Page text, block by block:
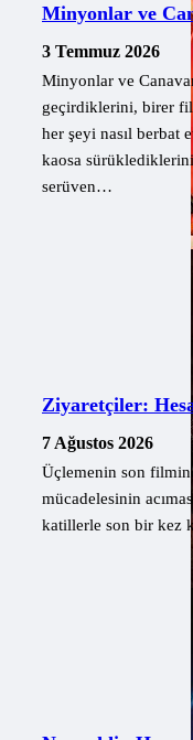
Minyonlar ve
3 Temmuz 2026
Minyonlar ve
geçirdiklerini, birer
her şeyi nasıl berbat
kaosa
serüven…
Ziyaretçiler:
7 Ağustos 2026
Üçlemenin son
mücadelesinin
katillerle son bir kez